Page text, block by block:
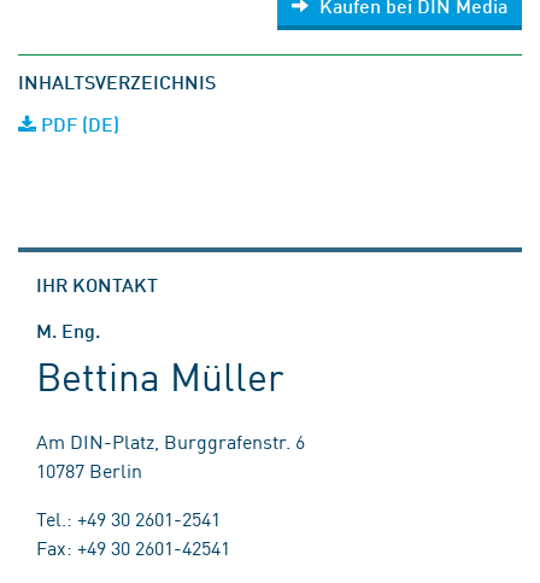
Kaufen bei DIN Media
INHALTSVERZEICHNIS
PDF (DE)
IHR KONTAKT
M. Eng.
Bettina Müller
Am DIN-Platz, Burggrafenstr. 6
10787 Berlin
Tel.: +49 30 2601-2541
Fax: +49 30 2601-42541